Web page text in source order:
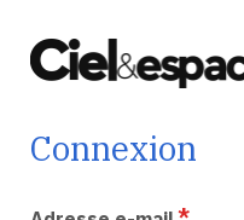
Connexion